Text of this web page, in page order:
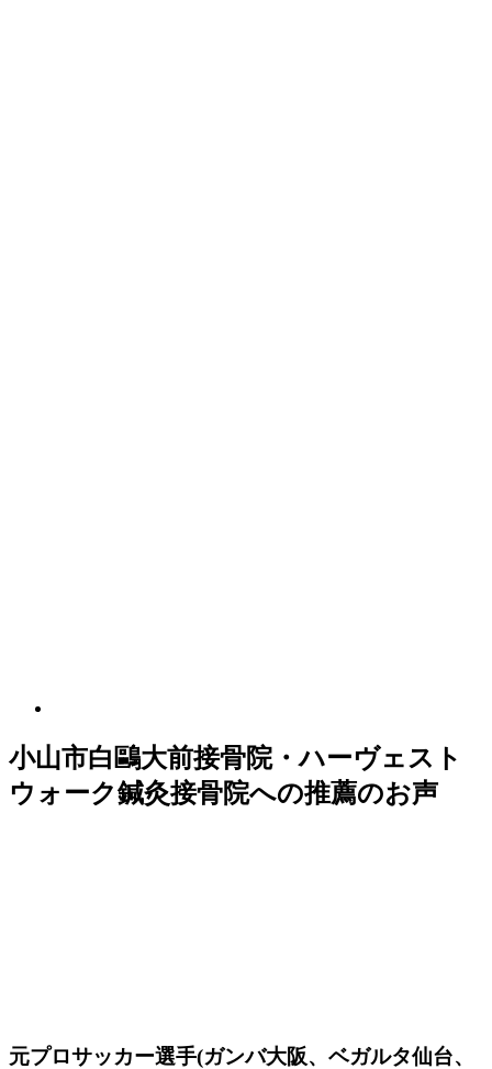
小山市白鷗大前接骨院・ハーヴェスト
ウォーク鍼灸接骨院への推薦のお声
元プロサッカー選手(ガンバ大阪、ベガルタ仙台、